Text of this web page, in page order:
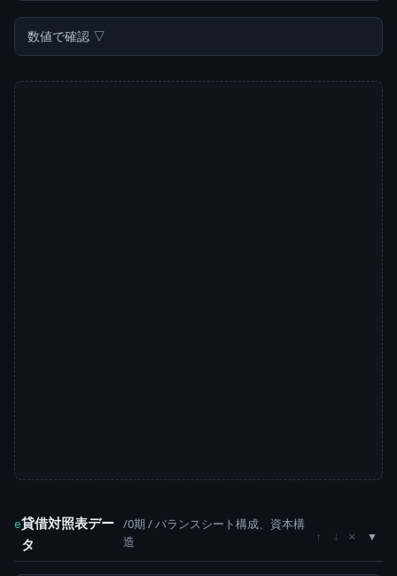
数値で確認 ▽
e貸借対照表デー
タ
/0期 / バランスシート構成、資本構
造
↑ ↓ ×